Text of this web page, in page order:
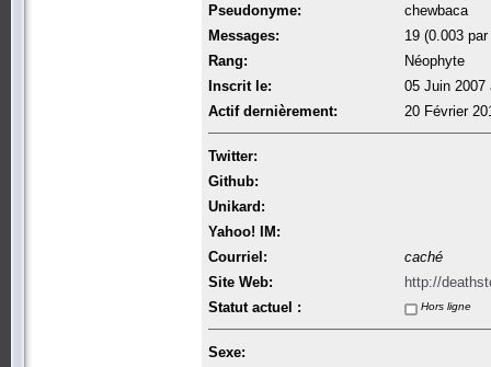
Pseudonyme:
chewbaca
Messages:
19 (0.003 par
Rang:
Néophyte
Inscrit le:
05 Juin 2007
Actif dernièrement:
20 Février
Twitter:
Github:
Unikard:
Yahoo! IM:
Courriel:
caché
Site Web:
http://
Statut actuel :
Hors ligne
Sexe: